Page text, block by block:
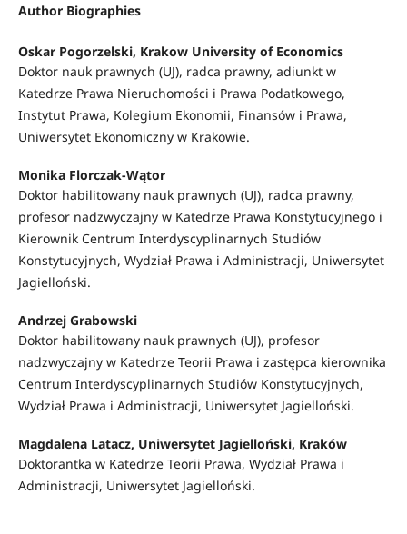
Author Biographies
Oskar Pogorzelski, Krakow University of Economics
Doktor nauk prawnych (UJ), radca prawny, adiunkt w
Katedrze Prawa Nieruchomości i Prawa Podatkowego,
Instytut Prawa, Kolegium Ekonomii, Finansów i Prawa,
Uniwersytet Ekonomiczny w Krakowie.
Monika Florczak-Wątor
Doktor habilitowany nauk prawnych (UJ), radca prawny,
profesor nadzwyczajny w Katedrze Prawa Konstytucyjnego i
Kierownik Centrum Interdyscyplinarnych Studiów
Konstytucyjnych, Wydział Prawa i Administracji, Uniwersytet
Jagielloński.
Andrzej Grabowski
Doktor habilitowany nauk prawnych (UJ), profesor
nadzwyczajny w Katedrze Teorii Prawa i zastępca kierownika
Centrum Interdyscyplinarnych Studiów Konstytucyjnych,
Wydział Prawa i Administracji, Uniwersytet Jagielloński.
Magdalena Latacz, Uniwersytet Jagielloński, Kraków
Doktorantka w Katedrze Teorii Prawa, Wydział Prawa i
Administracji, Uniwersytet Jagielloński.